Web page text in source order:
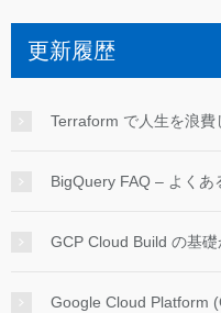
更新履歴
Terraform で人生を浪
BigQuery FAQ – よくあ
GCP Cloud Build の基
Google Cloud Platform